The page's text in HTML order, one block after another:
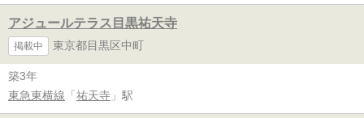
アジュールテラス目黒祐天寺
掲載中 東京都目黒区中町
築3年
東急東横線 「 祐天寺 」駅